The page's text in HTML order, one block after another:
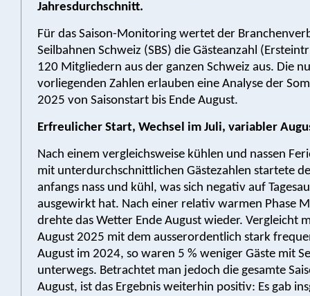
Jahres­durchschnitt.
Für das Saison-Monitoring wertet der
Seilbahnen Schweiz (SBS) die Gästeanzahl
120 Mitgliedern aus der ganzen Schweiz aus. Die
vorliegenden Zahlen erlauben eine Analyse der
2025 von Saisonstart bis Ende August.
Erfreulicher Start, Wechsel im Juli, variabler
Nach einem vergleichsweise kühlen und nassen
mit unterdurchschnittlichen Gästezahlen startete
anfangs nass und kühl, was sich negativ auf
ausgewirkt hat. Nach einer relativ warmen Phase
drehte das Wetter Ende August wieder. Vergleicht
August 2025 mit dem ausserordentlich stark
August im 2024, so waren 5 % weniger Gäste mit
unterwegs. Betrachtet man jedoch die gesamte
August, ist das Ergebnis weiterhin positiv: Es gab